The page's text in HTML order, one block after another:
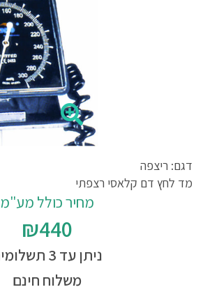
דגם: ריצפה
מד לחץ דם קלאסי רצפתי
מחיר כולל מע"מ
₪440
ניתן עד 3 תשלומים
משלוח חינם